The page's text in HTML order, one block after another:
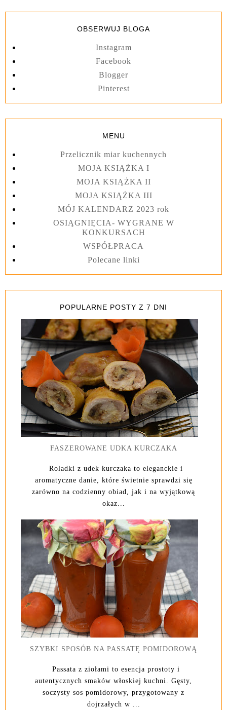
OBSERWUJ BLOGA
Instagram
Facebook
Blogger
Pinterest
MENU
Przelicznik miar kuchennych
MOJA KSIĄŻKA I
MOJA KSIĄŻKA II
MOJA KSIĄŻKA III
MÓJ KALENDARZ 2023 rok
OSIĄGNIĘCIA- WYGRANE W
KONKURSACH
WSPÓŁPRACA
Polecane linki
POPULARNE POSTY Z 7 DNI
FASZEROWANE UDKA KURCZAKA
Roladki z udek kurczaka to eleganckie i
aromatyczne danie, które świetnie sprawdzi się
zarówno na codzienny obiad, jak i na wyjątkową
okaz...
SZYBKI SPOSÓB NA PASSATĘ POMIDOROWĄ
Passata z ziołami to esencja prostoty i
autentycznych smaków włoskiej kuchni. Gęsty,
soczysty sos pomidorowy, przygotowany z
dojrzałych w ...